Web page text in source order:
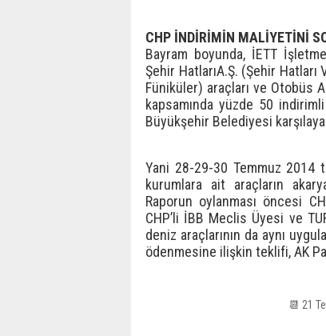
CHP İNDİRİMİN MALİYETİNİ
Bayram boyunda, İETT
Şehir HatlarıA.Ş. (Şehir Hatları
Füniküler) araçları ve Otobüs
kapsamında yüzde 50
Büyükşehir Belediyesi
Yani 28-29-30 Temmuz 2014
kurumlara ait araçların
Raporun oylanması öncesi
CHP’li İBB Meclis Üyesi ve
deniz araçlarının da aynı
ödenmesine ilişkin teklifi, AK
📆 21